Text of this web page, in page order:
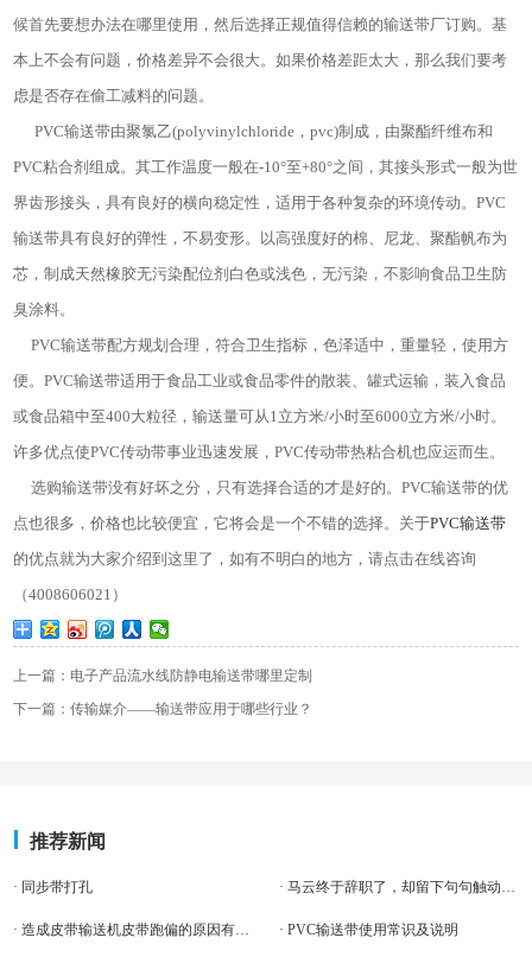
候首先要想办法在哪里使用，然后选择正规值得信赖的输送带厂订购。基
本上不会有问题，价格差异不会很大。如果价格差距太大，那么我们要考
虑是否存在偷工减料的问题。
PVC输送带由聚氯乙(polyvinylchloride，pvc)制成，由聚酯纤维布和
PVC粘合剂组成。其工作温度一般在-10°至+80°之间，其接头形式一般为世
界齿形接头，具有良好的横向稳定性，适用于各种复杂的环境传动。PVC
输送带具有良好的弹性，不易变形。以高强度好的棉、尼龙、聚酯帆布为
芯，制成天然橡胶无污染配位剂白色或浅色，无污染，不影响食品卫生防
臭涂料。
PVC输送带配方规划合理，符合卫生指标，色泽适中，重量轻，使用方
便。PVC输送带适用于食品工业或食品零件的散装、罐式运输，装入食品
或食品箱中至400大粒径，输送量可从1立方米/小时至6000立方米/小时。
许多优点使PVC传动带事业迅速发展，PVC传动带热粘合机也应运而生。
选购输送带没有好坏之分，只有选择合适的才是好的。PVC输送带的优
点也很多，价格也比较便宜，它将会是一个不错的选择。关于PVC输送带
的优点就为大家介绍到这里了，如有不明白的地方，请点击在线咨询
（4008606021）
上一篇：电子产品流水线防静电输送带哪里定制
下一篇：传输媒介——输送带应用于哪些行业？
推荐新闻
· 同步带打孔 · 马云终于辞职了，却留下句句触动心灵的话！！
· 造成皮带输送机皮带跑偏的原因有哪些? · PVC输送带使用常识及说明